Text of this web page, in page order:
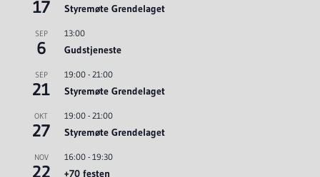
17 Styremøte Grendelaget
SEP
6
13:00
Gudstjeneste
SEP
21
19:00- 21:00
Styremøte Grendelaget
OKT
27
19:00- 21:00
Styremøte Grendelaget
NOV
22
16:00- 19:30
+70 festen